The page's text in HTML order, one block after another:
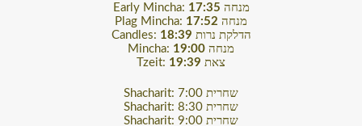
Early Mincha: 17:35 מנחה
Plag Mincha: 17:52 מנחה
Candles: 18:39 הדלקת נרות
Mincha: 19:00 מנחה
Tzeit: 19:39 צאת
Shacharit: 7:00 שחרית
Shacharit: 8:30 שחרית
Shacharit: 9:00 שחרית